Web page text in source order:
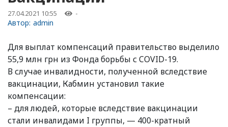
27.04.2021 10:55 -
Автор: admin
Для выплат компенсаций правительство выделило
55,9 млн грн из Фонда борьбы с COVID-19.
В случае инвалидности, полученной вследствие
вакцинации, Кабмин установил такие
компенсации:
– для людей, которые вследствие вакцинации
стали инвалидами I группы, — 400-кратный